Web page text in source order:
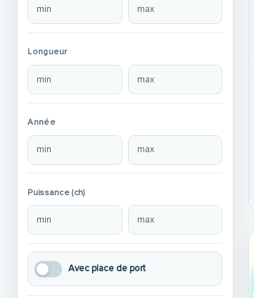
Longueur
Année
Puissance (ch)
Avec place de port
Place de port 199 000 €